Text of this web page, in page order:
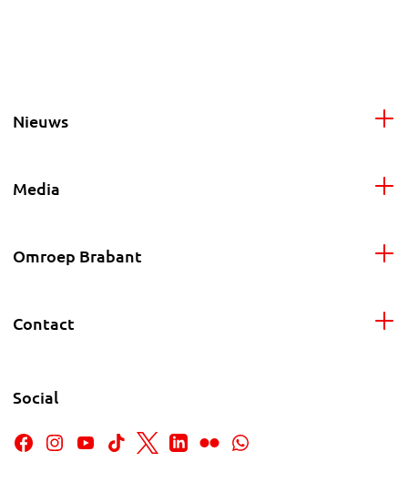
Nieuws
Media
Omroep Brabant
Contact
Social